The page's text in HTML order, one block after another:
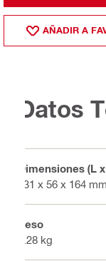
AÑADIR A
Datos
Dimensiones (L
431 x 56 x 164 mm
Peso
2.28 kg